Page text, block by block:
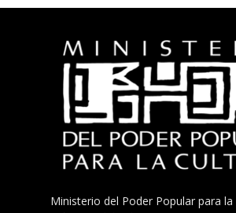
Ministerio del Poder Popular para la